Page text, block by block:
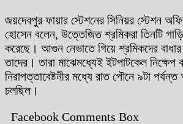
জয়দেবপুর ফায়ার স্টেশনের সিনিয়র স্টেশন
হোসেন বলেন, উত্তেজিত শ্রমিকরা তিনটি
করেছে। আগুন নেভাতে গিয়ে শ্রমিকদের
তাদের। তারা মাঝেমধ্যেই ইটপাটকেল নিক্ষেপ
নিরাপত্তাবেষ্টনীর মধ্যে রাত পৌনে ৯টা
চলছিল।
Facebook Comments Box